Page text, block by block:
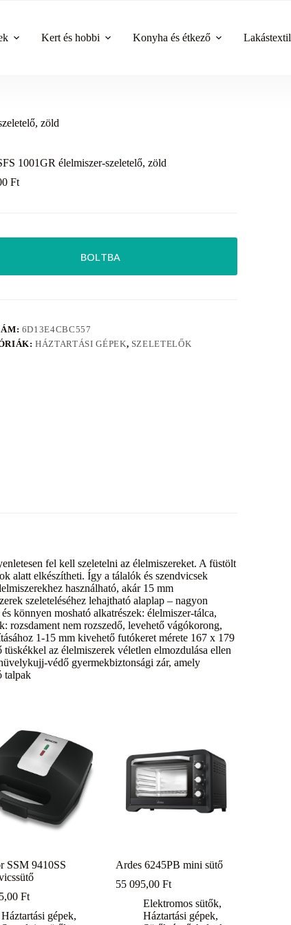
Kert és hobbi Konyha és étkező Lakástextil
zöld
1001GR élelmiszer-szeletelő, zöld
Ft
BOLTBA
6D13E4CBC557
HÁZTARTÁSI GÉPEK, SZELETELŐK
fel kell szeletelni az élelmiszereket. A füstölt
alatt elkészítheti. Így a tálalók és szendvicsek
használható, akár 15 mm
szeleteléséhez lehajtható alaplap – nagyon
könnyen mosható alkatrészek: élelmiszer-tálca,
rozsdament nem rozszedő, levehető vágókorong,
1-15 mm kivehető futókeret mérete 167 x 179
az élelmiszerek véletlen elmozdulása ellen
védő gyermekbiztonsági zár, amely
talpak
SSM 9410SS
Ft
Háztartási gépek,
Ardes 6245PB mini sütő
55 095,00Ft
Elektromos sütők,
Háztartási gépek,